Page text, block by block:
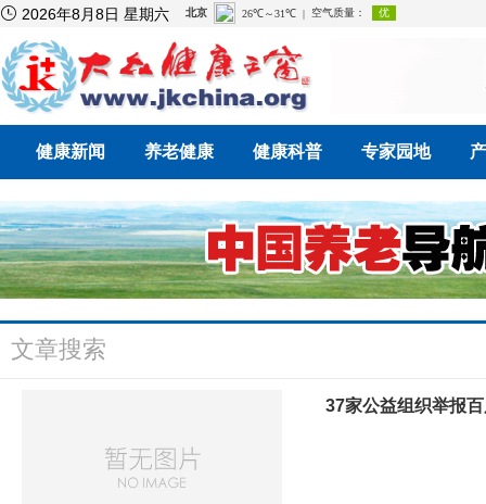
 2026年8月8日 星期六
健康新闻 养老健康 健康科普 专家园地
文章搜索
37家公益组织举报